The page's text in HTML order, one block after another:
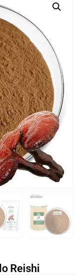
Reishi